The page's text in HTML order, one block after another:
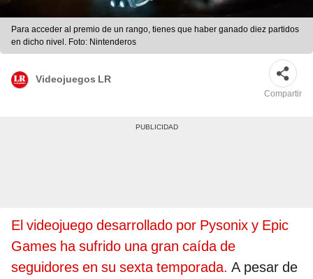
Para acceder al premio de un rango, tienes que haber ganado diez partidos
en dicho nivel. Foto: Nintenderos
Videojuegos LR
Compartir
El videojuego desarrollado por Pysonix y Epic
Games ha sufrido una gran caída de
seguidores en su sexta temporada. A pesar de